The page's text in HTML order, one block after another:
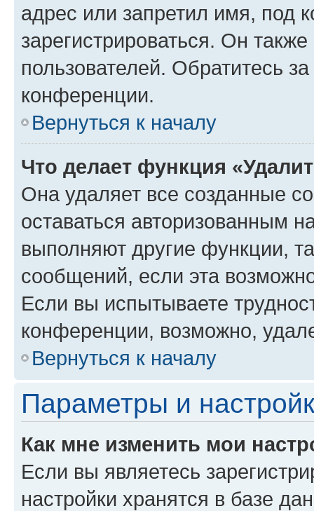
адрес или запретил имя, под
зарегистрироваться. Он
пользователей. Обратитесь
конференции.
Вернуться к началу
Что делает функция
Она удаляет все созданные
оставаться авторизованным
выполняют другие функции,
сообщений, если эта
Если вы испытываете
конференции, возможно,
Вернуться к началу
Параметры и
Как мне изменить мои
Если вы являетесь
настройки хранятся в базе